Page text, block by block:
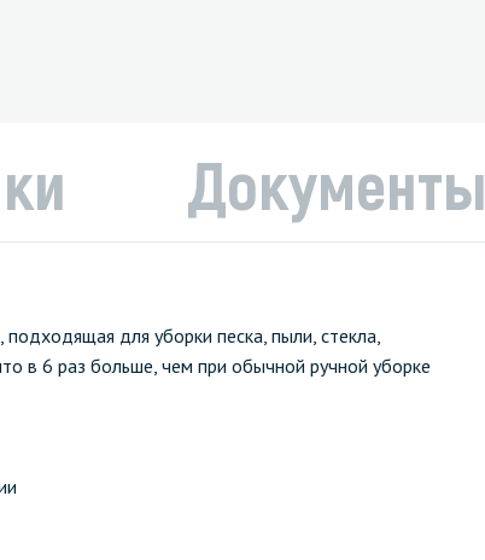
Документы
для уборки песка, пыли, стекла,
в 6 раз больше, чем при обычной ручной уборке